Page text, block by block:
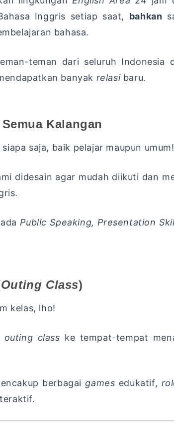
Inggris setiap saat, bahkan
bahasa.
teman dari seluruh Indonesia
banyak relasibaru.
Kalangan
saja, baik pelajar maupun umum!
didesain agar mudah diikuti dan
Public Speaking, Presentation
Outing Class)
kelas, lho!
outing class ke tempat-tempat
berbagai games edukatif,